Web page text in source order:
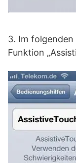
3. Im folgenden
Funktion